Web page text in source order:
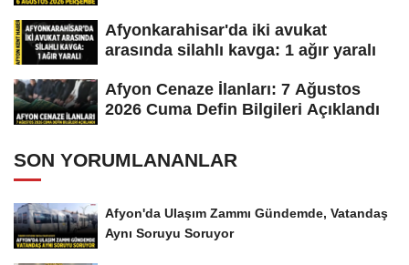
Afyonkarahisar'da iki avukat
arasında silahlı kavga: 1 ağır yaralı
Afyon Cenaze İlanları: 7 Ağustos
2026 Cuma Defin Bilgileri Açıklandı
SON YORUMLANANLAR
Afyon'da Ulaşım Zammı Gündemde, Vatandaş
Aynı Soruyu Soruyor